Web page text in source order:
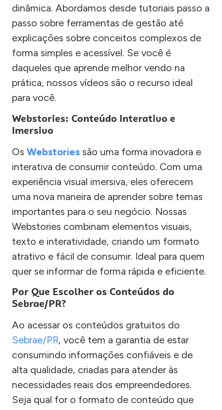
dinâmica. Abordamos desde tutoriais passo a
passo sobre ferramentas de gestão até
explicações sobre conceitos complexos de
forma simples e acessível. Se você é
daqueles que aprende melhor vendo na
prática, nossos vídeos são o recurso ideal
para você.
Webstories: Conteúdo Interativo e
Imersivo
Os Webstories são uma forma inovadora e
interativa de consumir conteúdo. Com uma
experiência visual imersiva, eles oferecem
uma nova maneira de aprender sobre temas
importantes para o seu negócio. Nossas
Webstories combinam elementos visuais,
texto e interatividade, criando um formato
atrativo e fácil de consumir. Ideal para quem
quer se informar de forma rápida e eficiente.
Por Que Escolher os Conteúdos do
Sebrae/PR?
Ao acessar os conteúdos gratuitos do
Sebrae/PR, você tem a garantia de estar
consumindo informações confiáveis e de
alta qualidade, criadas para atender às
necessidades reais dos empreendedores.
Seja qual for o formato de conteúdo que